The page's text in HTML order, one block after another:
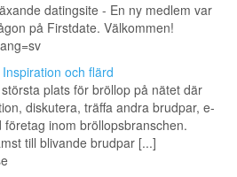
datingsite - En ny medlem var
på Firstdate. Välkommen!
och flärd
plats för bröllop på nätet där
diskutera, träffa andra brudpar, e-
inom bröllopsbranschen.
till blivande brudpar [...]